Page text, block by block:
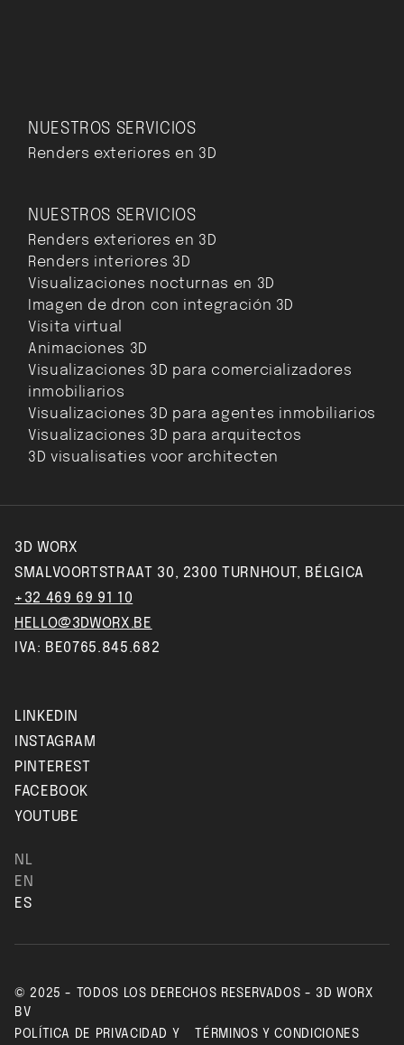
NUESTROS SERVICIOS
Renders exteriores en 3D
NUESTROS SERVICIOS
Renders exteriores en 3D
Renders interiores 3D
Visualizaciones nocturnas en 3D
Imagen de dron con integración 3D
Visita virtual
Animaciones 3D
Visualizaciones 3D para comercializadores
inmobiliarios
Visualizaciones 3D para agentes inmobiliarios
Visualizaciones 3D para arquitectos
3D visualisaties voor architecten
3D WORX
SMALVOORTSTRAAT 30, 2300 TURNHOUT, BÉLGICA
+32 469 69 91 10
HELLO@3DWORX.BE
IVA: BE0765.845.682
LINKEDIN
INSTAGRAM
PINTEREST
FACEBOOK
YOUTUBE
NL
EN
ES
© 2025 - TODOS LOS DERECHOS RESERVADOS - 3D WORX
BV
POLÍTICA DE PRIVACIDAD Y
TÉRMINOS Y CONDICIONES